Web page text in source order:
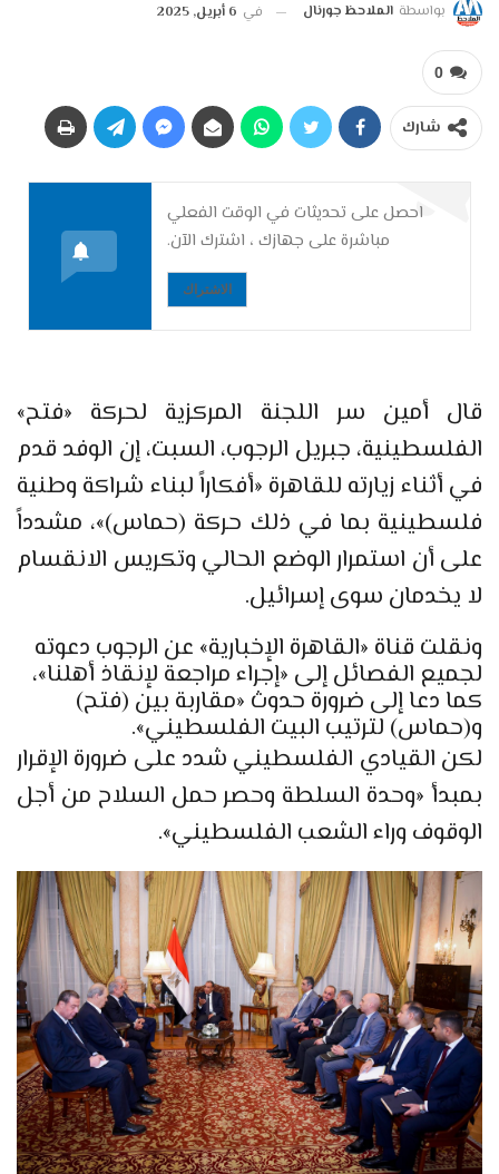
بواسطة الملاحظ جورنال في 6 أبريل, 2025
0
شارك
احصل على تحديثات في الوقت الفعلي
مباشرة على جهازك ، اشترك الآن.
الاشتراك
قال أمين سر اللجنة المركزية لحركة «فتح»
الفلسطينية، جبريل الرجوب، السبت، إن الوفد قدم
في أثناء زيارته للقاهرة «أفكاراً لبناء شراكة وطنية
فلسطينية بما في ذلك حركة (حماس)»، مشدداً
على أن استمرار الوضع الحالي وتكريس الانقسام
لا يخدمان سوى إسرائيل.
ونقلت قناة «القاهرة الإخبارية» عن الرجوب دعوته
لجميع الفصائل إلى «إجراء مراجعة لإنقاذ أهلنا»،
كما دعا إلى ضرورة حدوث «مقاربة بين (فتح)
و(حماس) لترتيب البيت الفلسطيني».
لكن القيادي الفلسطيني شدد على ضرورة الإقرار
بمبدأ «وحدة السلطة وحصر حمل السلاح من أجل
الوقوف وراء الشعب الفلسطيني».